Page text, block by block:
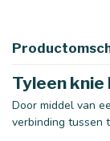
Tyleen
Door middel van
verbinding tussen